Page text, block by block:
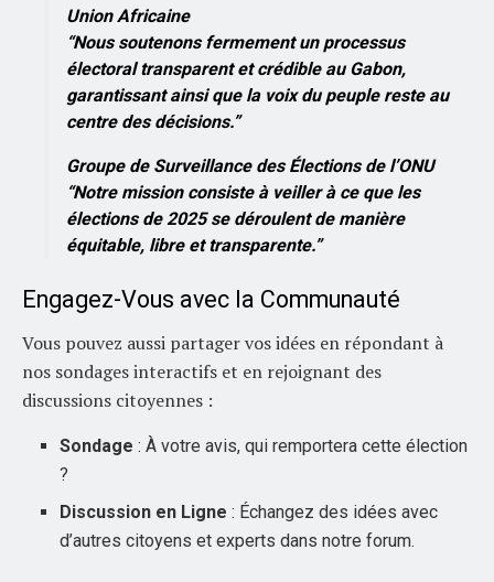
Union Africaine
“Nous soutenons fermement un processus
électoral transparent et crédible au Gabon,
garantissant ainsi que la voix du peuple reste au
centre des décisions.”
Groupe de Surveillance des Élections de l’ONU
“Notre mission consiste à veiller à ce que les
élections de 2025 se déroulent de manière
équitable, libre et transparente.”
Engagez-Vous avec la Communauté
Vous pouvez aussi partager vos idées en répondant à
nos sondages interactifs et en rejoignant des
discussions citoyennes :
Sondage : À votre avis, qui remportera cette élection
?
Discussion en Ligne : Échangez des idées avec
d’autres citoyens et experts dans notre forum.